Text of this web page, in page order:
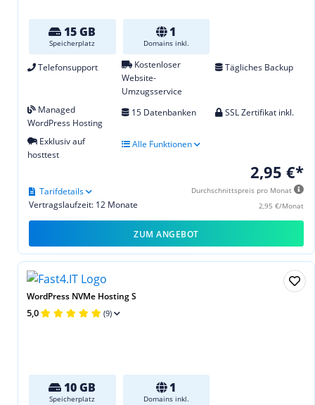
15 GB
Speicherplatz
1
Domains inkl.
Telefonsupport
Kostenloser
Website-
Umzugsservice
Tägliches Backup
Managed
WordPress Hosting
15 Datenbanken SSL Zertifikat inkl.
Exklusiv auf
hosttest
Alle Funktionen
2,95 €*
Durchschnittspreis pro Monat
2,95 €/Monat
Vertragslaufzeit: 12 Monate
Tarifdetails
ZUM ANGEBOT
WordPress NVMe Hosting S
5,0 (9)
10 GB
Speicherplatz
1
Domains inkl.